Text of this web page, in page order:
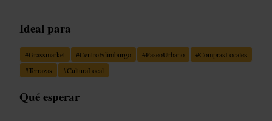
Ideal para
#Grassmarket #CentroEdimburgo #PaseoUrbano #ComprasLocales
#Terrazas #CulturaLocal
Qué esperar